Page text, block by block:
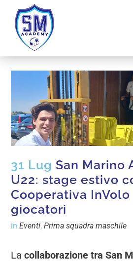
31 Lug San Marino
U22: stage estivo
Cooperativa
giocatori
inEventi,Prima squadra maschile
Lacollaborazione tra San